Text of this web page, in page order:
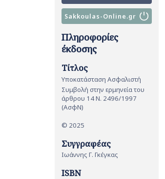
Sakkoulas-Online.gr
Πληροφορίες
έκδοσης
Τίτλος
Υποκατάσταση Ασφαλιστή
Συμβολή στην ερμηνεία του
άρθρου 14 Ν. 2496/1997
(ΑσφΝ)
© 2025
Συγγραφέας
Ιωάννης Γ. Γκέγκας
ISBN